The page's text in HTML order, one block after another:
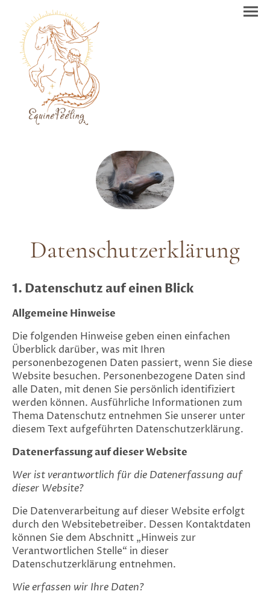
Datenschutzerklärung
1. Datenschutz auf einen Blick
Allgemeine Hinweise
Die folgenden Hinweise geben einen einfachen
Überblick darüber, was mit Ihren
personenbezogenen Daten passiert, wenn Sie diese
Website besuchen. Personenbezogene Daten sind
alle Daten, mit denen Sie persönlich identifiziert
werden können. Ausführliche Informationen zum
Thema Datenschutz entnehmen Sie unserer unter
diesem Text aufgeführten Datenschutzerklärung.
Datenerfassung auf dieser Website
Wer ist verantwortlich für die Datenerfassung auf
dieser Website?
Die Datenverarbeitung auf dieser Website erfolgt
durch den Websitebetreiber. Dessen Kontaktdaten
können Sie dem Abschnitt „Hinweis zur
Verantwortlichen Stelle“ in dieser
Datenschutzerklärung entnehmen.
Wie erfassen wir Ihre Daten?